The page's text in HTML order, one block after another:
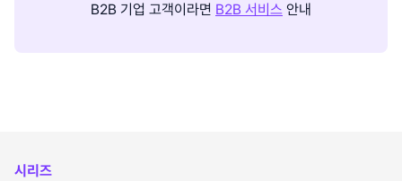
B2B 기업 고객이라면 B2B 서비스 안내
시리즈